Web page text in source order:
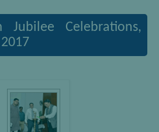
Jubilee Celebrations,